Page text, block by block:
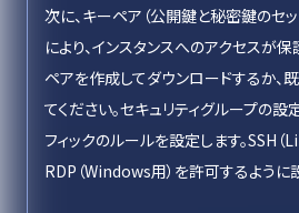
次に、キーペア（公開鍵と秘密鍵のセッ
により、インスタンスへのアクセスが
ペアを作成してダウンロードするか、
てください。セキュリティグループの設
フィックのルールを設定します。SSH（
RDP（Windows用）を許可するように